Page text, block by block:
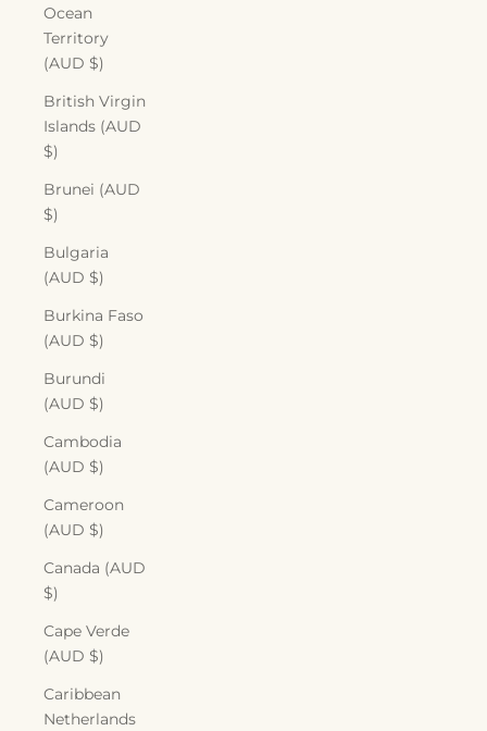
Ocean
Territory
(AUD $)
British Virgin
Islands (AUD
$)
Brunei (AUD
$)
Bulgaria
(AUD $)
Burkina Faso
(AUD $)
Burundi
(AUD $)
Cambodia
(AUD $)
Cameroon
(AUD $)
Canada (AUD
$)
Cape Verde
(AUD $)
Caribbean
Netherlands